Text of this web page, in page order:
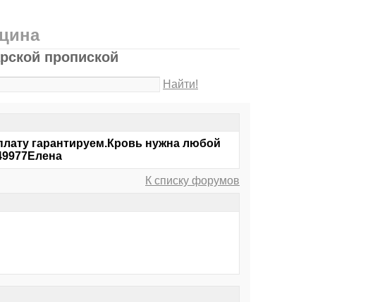
пропиской
Найти!
гарантируем.Кровь нужна любой
К списку форумов